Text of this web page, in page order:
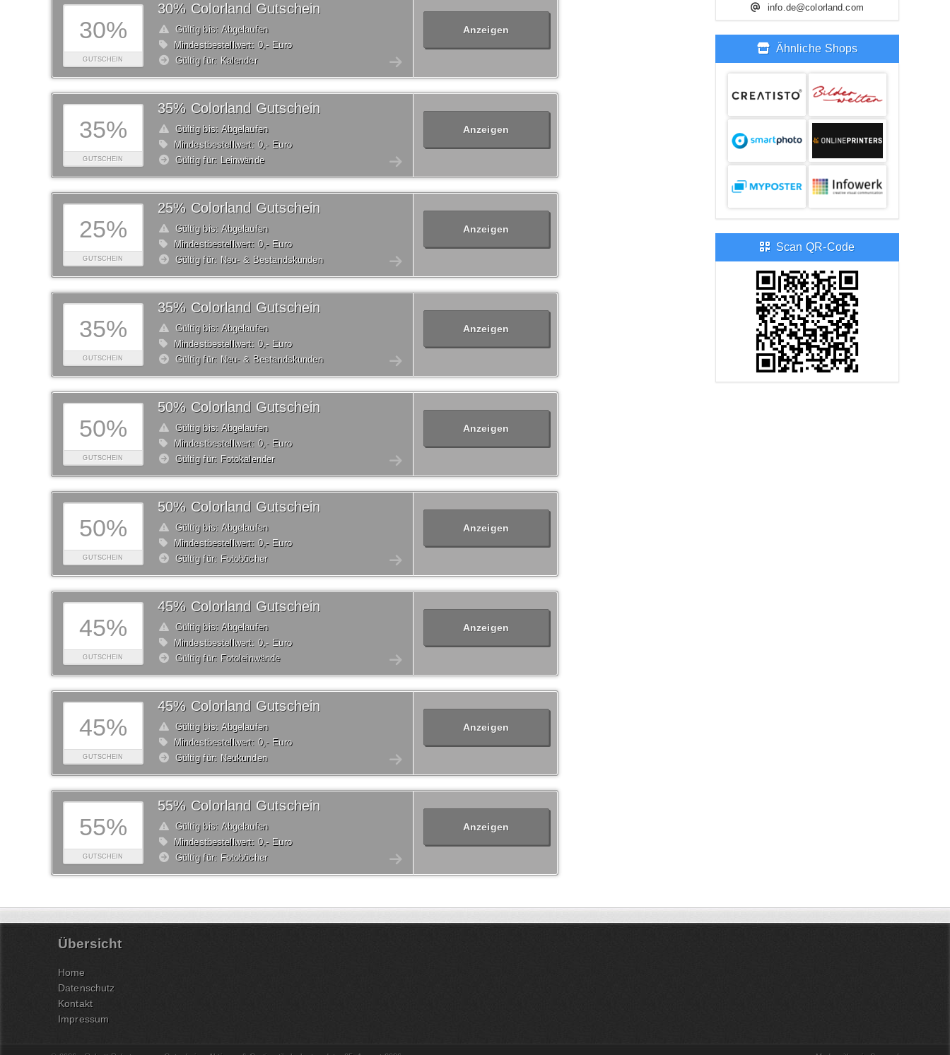
30%
GUTSCHEIN
30% Colorland Gutschein
Gültig bis: Abgelaufen
Mindestbestellwert: 0,- Euro
Gültig für: Kalender
Anzeigen
35%
GUTSCHEIN
35% Colorland Gutschein
Gültig bis: Abgelaufen
Mindestbestellwert: 0,- Euro
Gültig für: Leinwände
Anzeigen
25%
GUTSCHEIN
25% Colorland Gutschein
Gültig bis: Abgelaufen
Mindestbestellwert: 0,- Euro
Gültig für: Neu- & Bestandskunden
Anzeigen
35%
GUTSCHEIN
35% Colorland Gutschein
Gültig bis: Abgelaufen
Mindestbestellwert: 0,- Euro
Gültig für: Neu- & Bestandskunden
Anzeigen
50%
GUTSCHEIN
50% Colorland Gutschein
Gültig bis: Abgelaufen
Mindestbestellwert: 0,- Euro
Gültig für: Fotokalender
Anzeigen
50%
GUTSCHEIN
50% Colorland Gutschein
Gültig bis: Abgelaufen
Mindestbestellwert: 0,- Euro
Gültig für: Fotobücher
Anzeigen
45%
GUTSCHEIN
45% Colorland Gutschein
Gültig bis: Abgelaufen
Mindestbestellwert: 0,- Euro
Gültig für: Fotoleinwände
Anzeigen
45%
GUTSCHEIN
45% Colorland Gutschein
Gültig bis: Abgelaufen
Mindestbestellwert: 0,- Euro
Gültig für: Neukunden
Anzeigen
55%
GUTSCHEIN
55% Colorland Gutschein
Gültig bis: Abgelaufen
Mindestbestellwert: 0,- Euro
Gültig für: Fotobücher
Anzeigen
info.de@colorland.com
Ähnliche Shops
Scan QR-Code
Übersicht
Home
Datenschutz
Kontakt
Impressum